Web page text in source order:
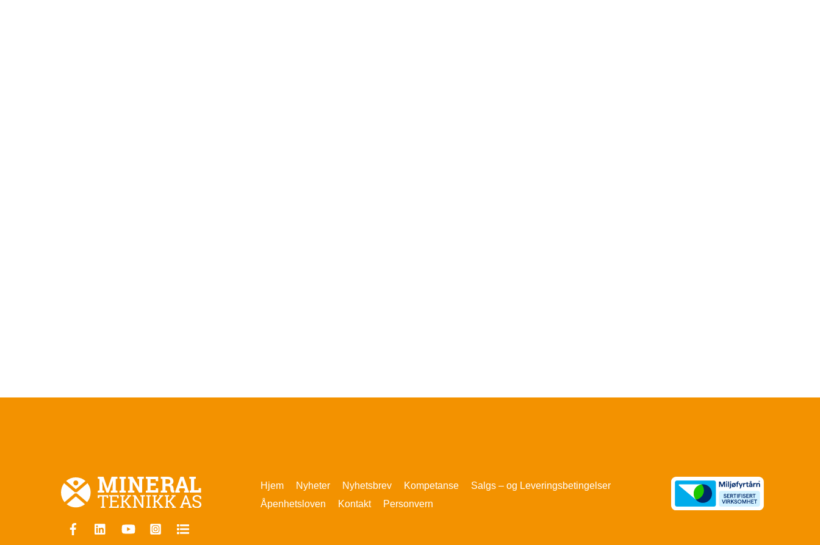
Facebook YouTube
Hjem Nyheter Nyhetsbrev Kompetanse
Salgs – og Leveringsbetingelser
Åpenhetsloven
Kontakt Personvern